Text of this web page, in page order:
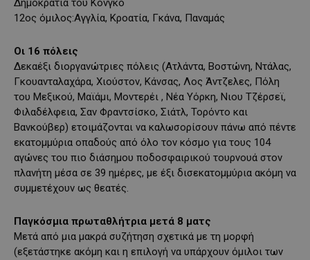
Δημοκρατία του Κονγκό
12ος όμιλος:Αγγλία, Κροατία, Γκάνα, Παναμάς
Οι 16 πόλεις
Δεκαέξι διοργανώτριες πόλεις (Ατλάντα, Βοστώνη, Ντάλας,
Γκουανταλαχάρα, Χιούστον, Κάνσας, Λος Άντζελες, Πόλη
του Μεξικού, Μαϊάμι, Μοντερέι , Νέα Υόρκη, Νιου Τζέρσεϊ,
Φιλαδέλφεια, Σαν Φραντσίσκο, Σιάτλ, Τορόντο και
Βανκούβερ) ετοιμάζονται να καλωσορίσουν πάνω από πέντε
εκατομμύρια οπαδούς από όλο τον κόσμο για τους 104
αγώνες του πιο διάσημου ποδοσφαιρικού τουρνουά στον
πλανήτη μέσα σε 39 ημέρες, με έξι δισεκατομμύρια ακόμη να
συμμετέχουν ως θεατές.
Παγκόσμια πρωταθλήτρια μετά 8 ματς
Μετά από μια μακρά συζήτηση σχετικά με τη μορφή
(εξετάστηκε ακόμη και η επιλογή να υπάρχουν όμιλοι των